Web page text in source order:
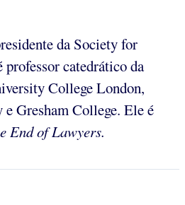
da Society for
catedrático da
College London,
Gresham College. Ele é
End of Lawyers.